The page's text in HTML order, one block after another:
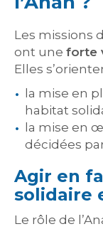
Les missions
ont une forte
Elles
la mise en
habitat
la mise en
décidées
Agir en
solidaire
Le rôle de